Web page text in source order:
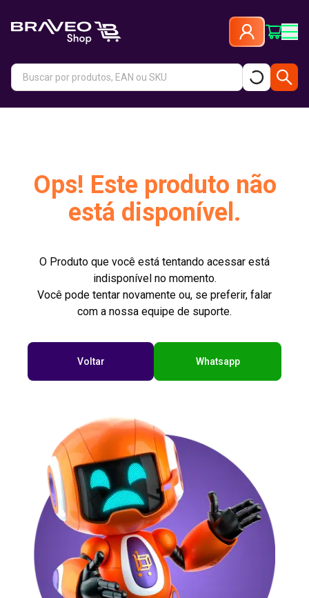
Ops! Este produto não
está disponível.
O Produto que você está tentando acessar está
indisponível no momento.
Você pode tentar novamente ou, se preferir, falar
com a nossa equipe de suporte.
Voltar Whatsapp